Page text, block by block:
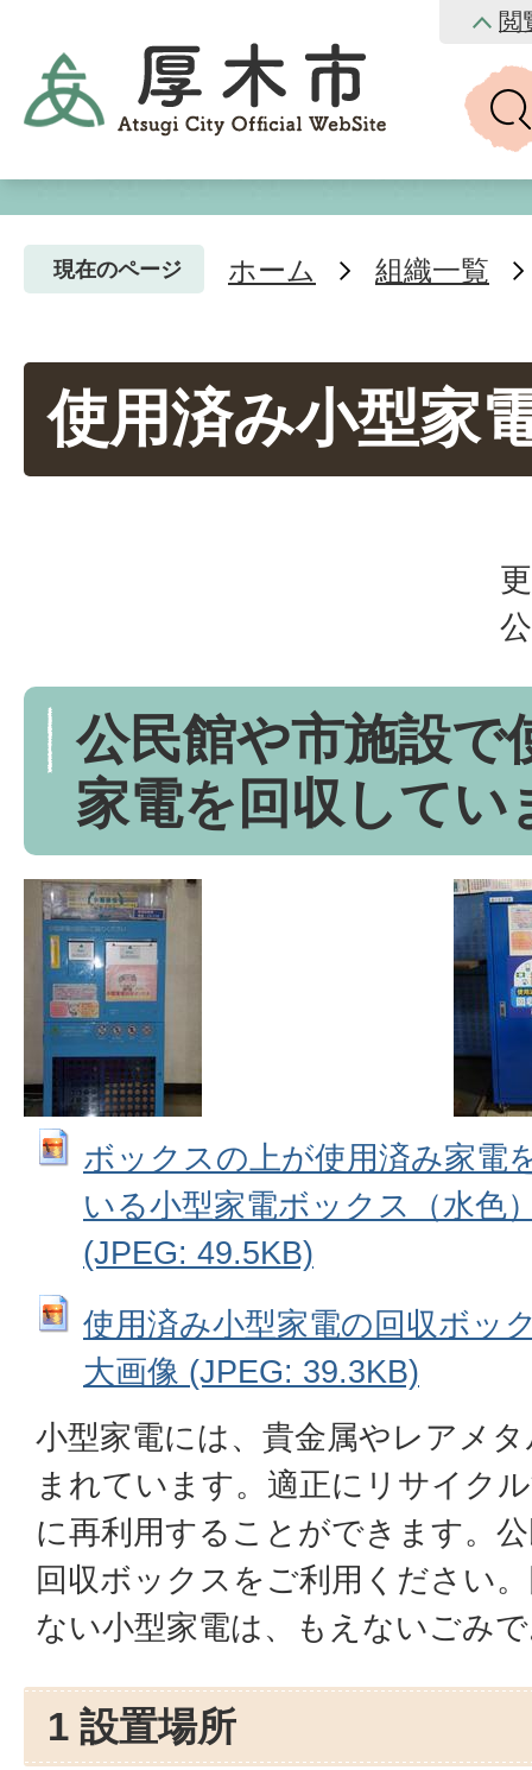
閲
現在のページ ホーム 組織一覧
使用済み小型家
公民館や市施設で
家電を回収してい
ボックスの上が使用済み家電
いる小型家電ボックス（水色
(JPEG: 49.5KB)
使用済み小型家電の回収ボッ
大画像 (JPEG: 39.3KB)
小型家電には、貴金属やレアメ
まれています。適正にリサイク
に再利用することができます。
回収ボックスをご利用ください
ない小型家電は、もえないごみ
1 設置場所